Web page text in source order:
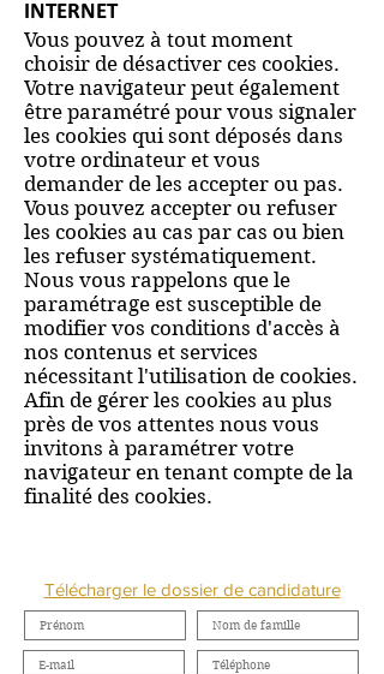
INTERNET
Vous pouvez à tout moment
choisir de désactiver ces cookies.
Votre navigateur peut également
être paramétré pour vous signaler
les cookies qui sont déposés dans
votre ordinateur et vous
demander de les accepter ou pas.
Vous pouvez accepter ou refuser
les cookies au cas par cas ou bien
les refuser systématiquement.
Nous vous rappelons que le
paramétrage est susceptible de
modifier vos conditions d'accès à
nos contenus et services
nécessitant l'utilisation de cookies.
Afin de gérer les cookies au plus
près de vos attentes nous vous
invitons à paramétrer votre
navigateur en tenant compte de la
finalité des cookies.
Télécharger le dossier de candidature